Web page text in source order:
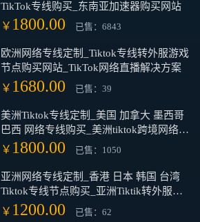
买网站
82 已售：113
TikTok专线购买_东南亚加速器购买网站
1800.00
节点购买网站_TikTok网络直播解决方案
￥ 1680.00 已售：39
美洲Tiktok专线定制_美国 加拿大 墨西哥
巴西 网络专线购买_美洲tiktok跨境网络专
线购买网站
￥ 1800.00 已售：1050